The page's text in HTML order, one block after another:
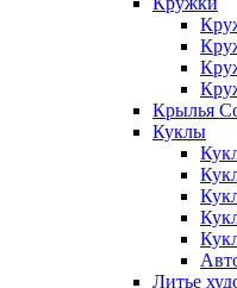
Крылья
Куклы
Литье